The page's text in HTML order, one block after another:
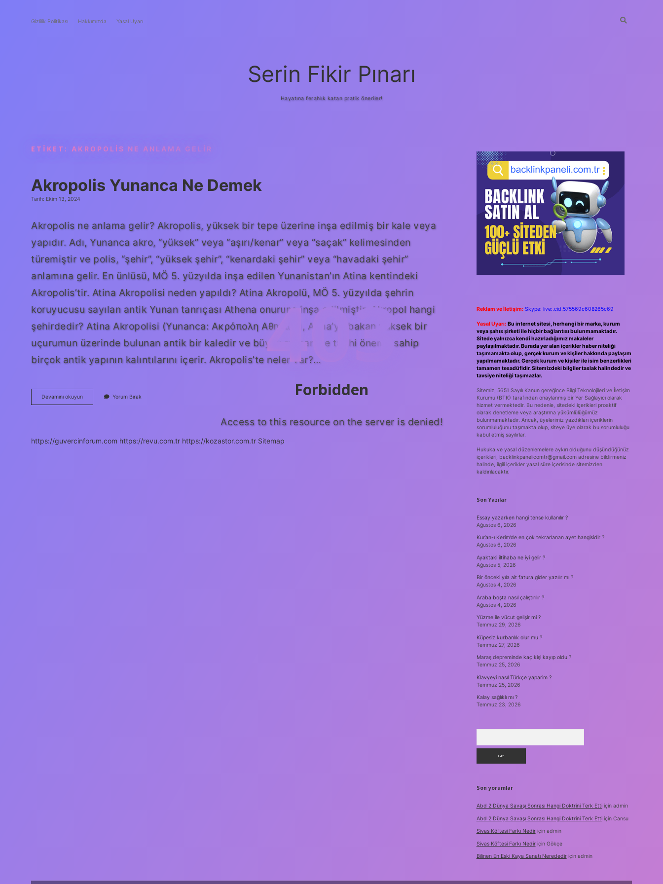
Gizlilik Politikası Hakkımızda Yasal Uyarı
Serin Fikir Pınarı
Hayatına ferahlık katan pratik öneriler!
ETIKET: AKROPOLIS NE ANLAMA GELIR
Akropolis Yunanca Ne Demek
Tarih: Ekim 13, 2024
Akropolis ne anlama gelir? Akropolis, yüksek bir tepe üzerine inşa edilmiş bir kale veya
yapıdır. Adı, Yunanca akro, “yüksek” veya “aşırı/kenar” veya “saçak” kelimesinden
türemiştir ve polis, “şehir”, “yüksek şehir”, “kenardaki şehir” veya “havadaki şehir”
anlamına gelir. En ünlüsü, MÖ 5. yüzyılda inşa edilen Yunanistan’ın Atina kentindeki
Akropolis’tir. Atina Akropolisi neden yapıldı? Atina Akropolü, MÖ 5. yüzyılda şehrin
koruyucusu sayılan antik Yunan tanrıçası Athena onuruna inşa edilmiştir. Akropol hangi
şehirdedir? Atina Akropolisi (Yunanca: Ακρόπολη Αθηνών), Atina’ya bakan yüksek bir
uçurumun üzerinde bulunan antik bir kaledir ve büyük mimari ve tarihi öneme sahip
birçok antik yapının kalıntılarını içerir. Akropolis’te neler var?…
Devamını okuyunAkropolis
Yunanca
Yorum Bırak
https://guvercinforum.com https://revu.com.tr https://kozastor.com.tr Sitemap
SIDEBAR
Reklam ve İletişim: Skype: live:.cid.575569c608265c69
Yasal Uyarı: Bu internet sitesi, herhangi bir marka, kurum
veya şahıs şirketi ile hiçbir bağlantısı bulunmamaktadır.
Sitede yalnızca kendi hazırladığımız makaleler
paylaşılmaktadır. Burada yer alan içerikler haber niteliği
taşımamakta olup, gerçek kurum ve kişiler hakkında paylaşım
yapılmamaktadır. Gerçek kurum ve kişiler ile isim benzerlikleri
tamamen tesadüfidir. Sitemizdeki bilgiler taslak halindedir ve
tavsiye niteliği taşımazlar.
Sitemiz, 5651 Sayılı Kanun gereğince Bilgi Teknolojileri ve İletişim
Kurumu (BTK) tarafından onaylanmış bir Yer Sağlayıcı olarak
hizmet vermektedir. Bu nedenle, sitedeki içerikleri proaktif
olarak denetleme veya araştırma yükümlülüğümüz
bulunmamaktadır. Ancak, üyelerimiz yazdıkları içeriklerin
sorumluluğunu taşımakta olup, siteye üye olarak bu sorumluluğu
kabul etmiş sayılırlar.
Hukuka ve yasal düzenlemelere aykırı olduğunu düşündüğünüz
içerikleri, backlinkpanelicomtr@gmail.comadresine bildirmeniz
halinde, ilgili içerikler yasal süre içerisinde sitemizden
kaldırılacaktır.
Son Yazılar
Essay yazarken hangi tense kullanılır ?
Ağustos 6, 2026
Kur’an-ı Kerim’de en çok tekrarlanan ayet hangisidir ?
Ağustos 6, 2026
Ayaktaki iltihaba ne iyi gelir ?
Ağustos 5, 2026
Bir önceki yıla ait fatura gider yazılır mı ?
Ağustos 4, 2026
Araba boşta nasıl çalıştırılır ?
Ağustos 4, 2026
Yüzme ile vücut gelişir mi ?
Temmuz 29, 2026
Küpesiz kurbanlık olur mu ?
Temmuz 27, 2026
Maraş depreminde kaç kişi kayıp oldu ?
Temmuz 25, 2026
Klavyeyi nasıl Türkçe yaparim ?
Temmuz 25, 2026
Kalay sağlıklı mı ?
Temmuz 23, 2026
Son yorumlar
Abd 2 Dünya Savaşı Sonrası Hangi Doktrini Terk Ettiiçin admin
Abd 2 Dünya Savaşı Sonrası Hangi Doktrini Terk Ettiiçin Cansu
Sivas Köftesi Farkı Nediriçin admin
Sivas Köftesi Farkı Nediriçin Gökçe
Bilinen En Eski Kaya Sanatı Neredediriçin admin
403
Forbidden
Access to this resource on the server is denied!